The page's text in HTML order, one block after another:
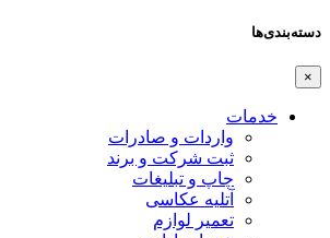
دسته‌بندی‌ها
×
خدمات
واردات و صادرات
ثبت شرکت و برند
چاپ و تبلیغات
آتلیه عکاسی
تعمیر لوازم